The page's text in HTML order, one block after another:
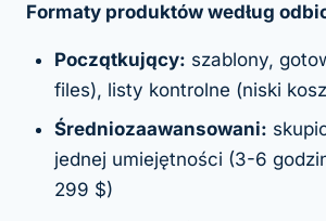
Formaty produktów według
Początkujący: szablony,
files), listy kontrolne (niski
Średniozaawansowani:
jednej umiejętności (3-6
299 $)